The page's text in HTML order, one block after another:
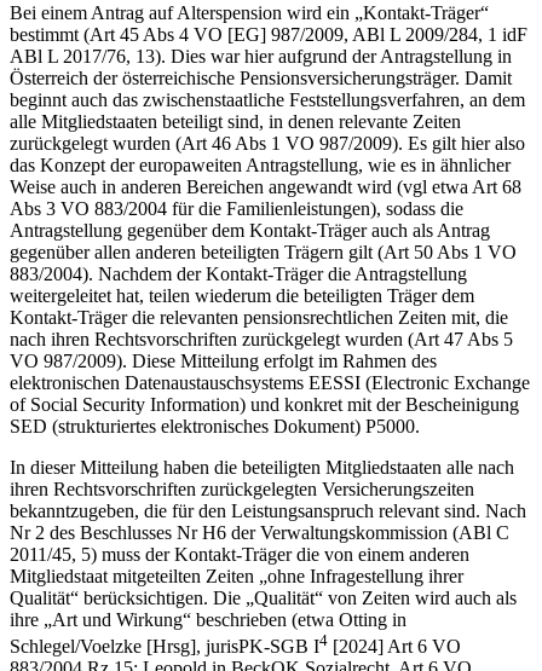
Bei einem Antrag auf Alterspension wird ein „Kontakt-Träger“
bestimmt (Art 45 Abs 4 VO [EG] 987/2009, ABl L 2009/284, 1 idF
ABl L 2017/76, 13). Dies war hier aufgrund der Antragstellung in
Österreich der österreichische Pensionsversicherungsträger. Damit
beginnt auch das zwischenstaatliche Feststellungsverfahren, an dem
alle Mitgliedstaaten beteiligt sind, in denen relevante Zeiten
zurückgelegt wurden (Art 46 Abs 1 VO 987/2009). Es gilt hier also
das Konzept dereuropaweiten Antragstellung, wie es in ähnlicher
Weise auch in anderen Bereichen angewandt wird (vgl etwa Art 68
Abs 3 VO 883/2004 für die Familienleistungen), sodass die
Antragstellung gegenüber dem Kontakt-Träger auch als Antrag
gegenüber allen anderen beteiligten Trägern gilt (Art 50 Abs 1 VO
883/2004). Nachdem der Kontakt-Träger die Antragstellung
weitergeleitet hat, teilen wiederum die beteiligten Träger dem
Kontakt-Träger die relevanten pensionsrechtlichen Zeiten mit, die
nach ihren Rechtsvorschriften zurückgelegt wurden (Art 47 Abs 5
VO 987/2009). Diese Mitteilung erfolgt im Rahmen des
elektronischen Datenaustauschsystems EESSI (Electronic Exchange
of Social Security Information) und konkret mit der Bescheinigung
SED (strukturiertes elektronisches Dokument) P5000.
In dieser Mitteilung haben die beteiligten Mitgliedstaaten alle nach
ihren Rechtsvorschriften zurückgelegten Versicherungszeiten
bekanntzugeben, die für den Leistungsanspruch relevant sind. Nach
Nr 2 des Beschlusses Nr H6 der Verwaltungskommission (ABl C
2011/45, 5) muss der Kontakt-Träger die von einem anderen
Mitgliedstaat mitgeteilten Zeiten „ohne Infragestellung ihrer
Qualität“ berücksichtigen. Die „Qualität“ von Zeiten wird auch als
ihre „Art und Wirkung“ beschrieben (etwa Otting in
Schlegel/Voelzke [Hrsg], jurisPK-SGB I4 [2024] Art 6 VO